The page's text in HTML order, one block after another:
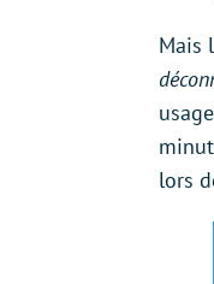
Mais
lors